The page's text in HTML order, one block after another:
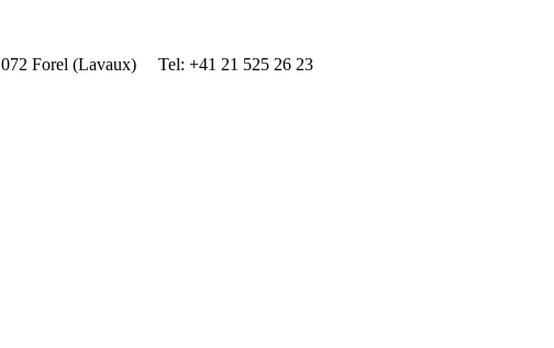
Forel (Lavaux) Tel: +41 21 525 26 23